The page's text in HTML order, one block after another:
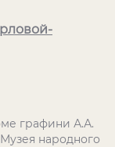
графини А.А.
народного